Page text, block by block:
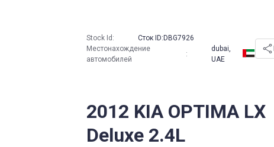
2012 KIA OPTIMA LX
Deluxe 2.4L
Stock Id: Сток ID: DBG7926
Местонахождение
автомобилей
:
dubai,
UAE